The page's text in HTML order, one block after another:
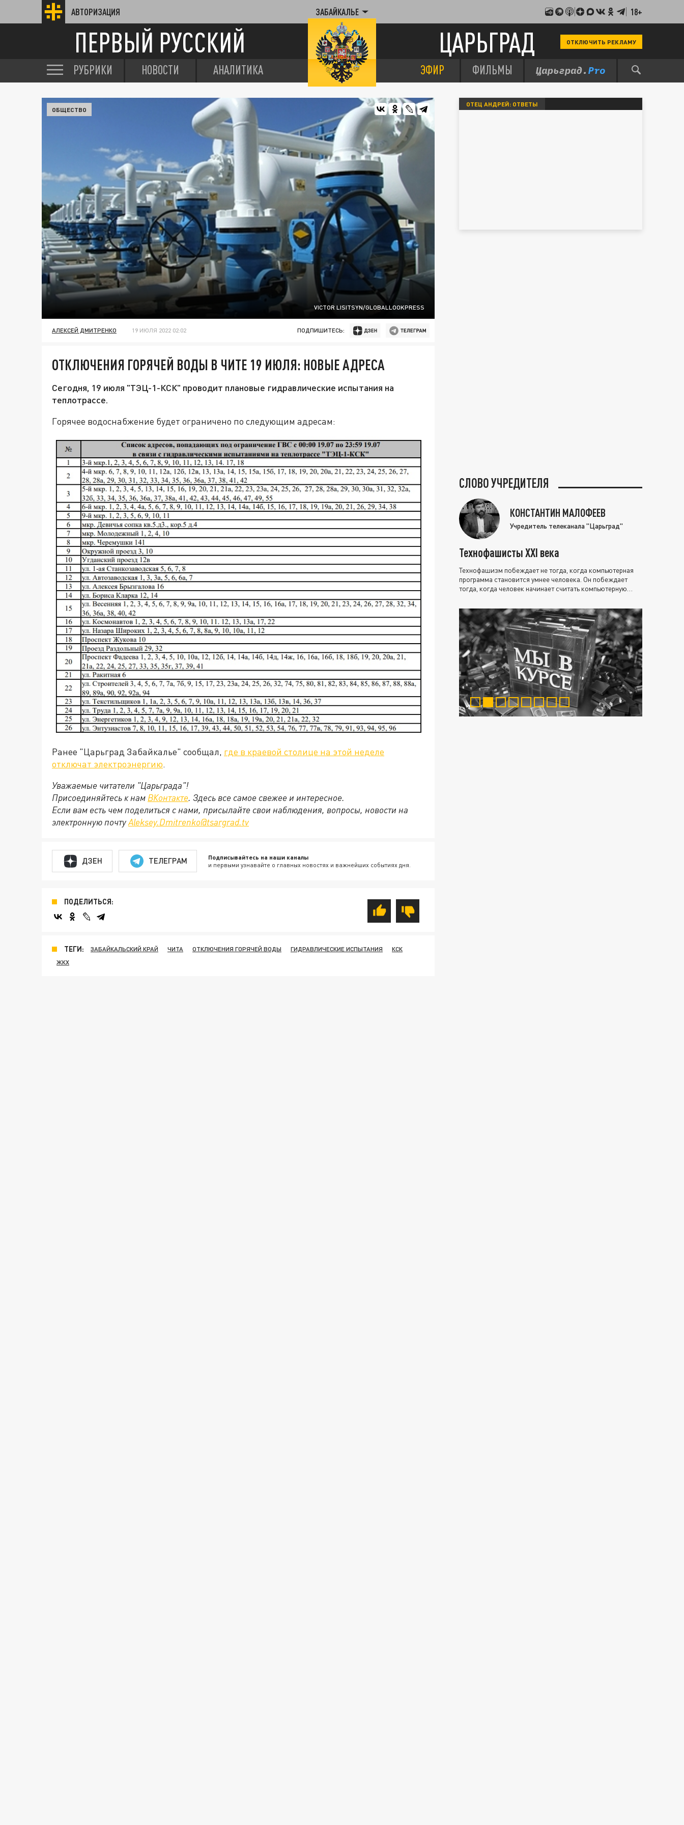
АВТОРИЗАЦИЯ ЗАБАЙКАЛЬЕ 18+
ПЕРВЫЙ РУССКИЙ ЦАРЬГРАД ОТКЛЮЧИТЬ РЕКЛАМУ
РУБРИКИ НОВОСТИ АНАЛИТИКА ЭФИР ФИЛЬМЫ
VICTOR LISITSYN/GLOBALLOOKPRESS
ОБЩЕСТВО
АЛЕКСЕЙ ДМИТРЕНКО 19 ИЮЛЯ 2022 02:02 ПОДПИШИТЕСЬ:
ОТКЛЮЧЕНИЯ ГОРЯЧЕЙ ВОДЫ В ЧИТЕ 19 ИЮЛЯ: НОВЫЕ АДРЕСА
Сегодня, 19 июля "ТЭЦ-1-КСК" проводит плановые гидравлические испытания на
теплотрассе.
Горячее водоснабжение будет ограничено по следующим адресам:
Ранее "Царьград Забайкалье" сообщал, где в краевой столице на этой неделе
отключат электроэнергию.
Уважаемые читатели "Царьграда"!
Присоединяйтесь к нам ВКонтакте. Здесь все самое свежее и интересное.
Если вам есть чем поделиться с нами, присылайте свои наблюдения, вопросы, новости на
электронную почтуAleksey.Dmitrenko@tsargrad.tv
ДЗЕН ТЕЛЕГРАМ Подписывайтесь на наши каналы
и первыми узнавайте о главных новостях и важнейших событиях дня.
ПОДЕЛИТЬСЯ:
ТЕГИ: ЗАБАЙКАЛЬСКИЙ КРАЙ ЧИТА ОТКЛЮЧЕНИЯ ГОРЯЧЕЙ ВОДЫ ГИДРАВЛИЧЕСКИЕ ИСПЫТАНИЯ
КСК
ЖКХ
ОТЕЦ АНДРЕЙ: ОТВЕТЫ
СЛОВО УЧРЕДИТЕЛЯ
КОНСТАНТИН МАЛОФЕЕВ
Учредитель телеканала "Царьград"
Технофашисты XXI века
Технофашизм побеждает не тогда, когда компьютерная
программа становится умнее человека. Он побеждает
тогда, когда человек начинает считать компьютерную